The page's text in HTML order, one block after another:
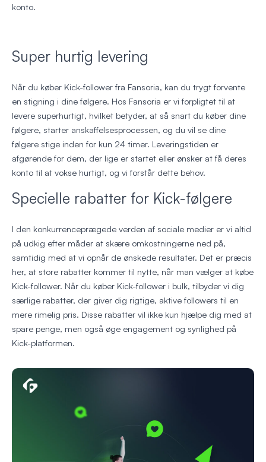
konto.
Super hurtig levering
Når du køber Kick-follower fra Fansoria, kan du trygt forvente
en stigning i dine følgere. Hos Fansoria er vi forpligtet til at
levere superhurtigt, hvilket betyder, at så snart du køber dine
følgere, starter anskaffelsesprocessen, og du vil se dine
følgere stige inden for kun 24 timer. Leveringstiden er
afgørende for dem, der lige er startet eller ønsker at få deres
konto til at vokse hurtigt, og vi forstår dette behov.
Specielle rabatter for Kick-følgere
I den konkurrenceprægede verden af sociale medier er vi altid
på udkig efter måder at skære omkostningerne ned på,
samtidig med at vi opnår de ønskede resultater. Det er præcis
her, at store rabatter kommer til nytte, når man vælger at købe
Kick-follower. Når du køber Kick-follower i bulk, tilbyder vi dig
særlige rabatter, der giver dig rigtige, aktive followers til en
mere rimelig pris. Disse rabatter vil ikke kun hjælpe dig med at
spare penge, men også øge engagement og synlighed på
Kick-platformen.